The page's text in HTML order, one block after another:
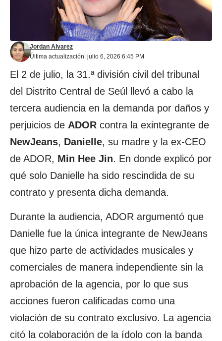
Última actualización: julio 6, 2026 6:45 PM
Jordan Alvarez
El 2 de julio, la 31.ª división civil del tribunal
del Distrito Central de Seúl llevó a cabo la
tercera audiencia en la demanda por daños y
perjuicios de ADOR contra la exintegrante de
NewJeans, Danielle, su madre y la ex-CEO
de ADOR, Min Hee Jin. En donde explicó por
qué solo Danielle ha sido rescindida de su
contrato y presenta dicha demanda.
Durante la audiencia, ADOR argumentó que
Danielle fue la única integrante de NewJeans
que hizo parte de actividades musicales y
comerciales de manera independiente sin la
aprobación de la agencia, por lo que sus
acciones fueron calificadas como una
violación de su contrato exclusivo. La agencia
citó la colaboración de la ídolo con la banda